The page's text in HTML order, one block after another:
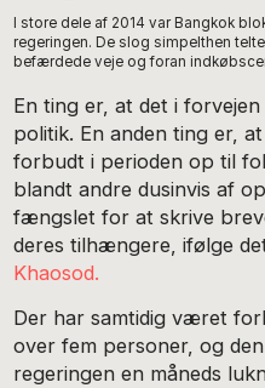
I store dele af 2014 var Bangkok
regeringen. De slog simpelthen
befærdede veje og foran
En ting er, at det i
politik. En anden ting er,
forbudt i perioden op til
blandt andre dusinvis af
fængslet for at skrive
deres tilhængere, ifølge
Khaosod.
Der har samtidig været
over fem personer, og
regeringen en måneds